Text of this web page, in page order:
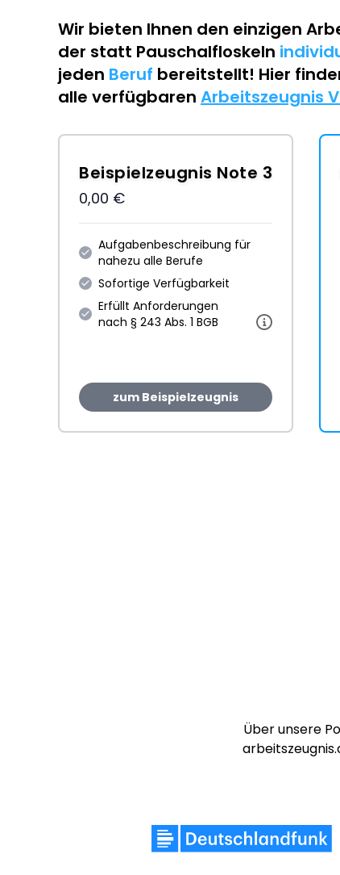
Wir bieten Ihnen den einzigen
der statt Pauschalfloskeln
jeden Beruf bereitstellt! Hier
alle verfügbaren Arbeitszeugnis
Beispielzeugnis Note 3
0,00 €
Aufgabenbeschreibung für
nahezu alle Berufe
Sofortige Verfügbarkeit
Erfüllt Anforderungen
nach § 243 Abs. 1 BGB
zum Beispielzeugnis
Über unsere